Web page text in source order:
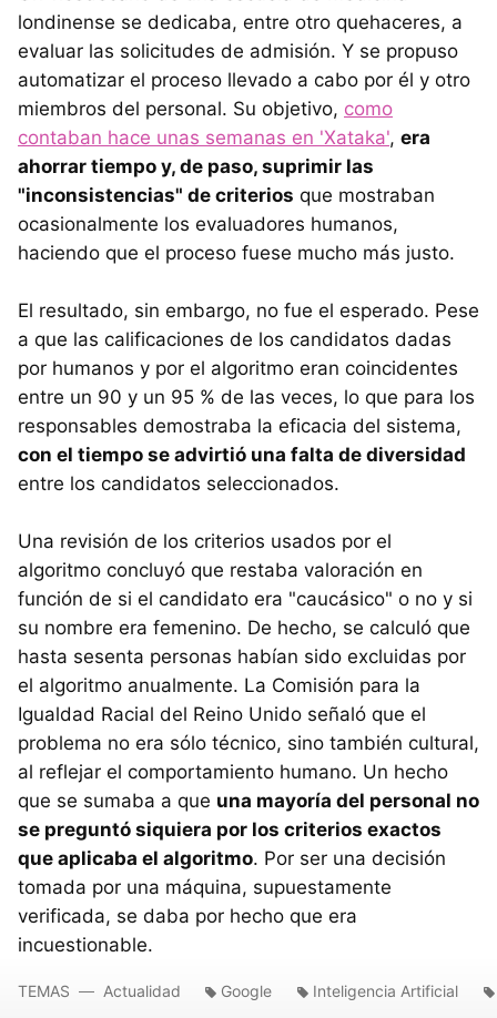
londinense se dedicaba, entre otro quehaceres, a
evaluar las solicitudes de admisión. Y se propuso
automatizar el proceso llevado a cabo por él y otro
miembros del personal. Su objetivo, como
contaban hace unas semanas en 'Xataka', era
ahorrar tiempo y, de paso, suprimir las
"inconsistencias" de criterios que mostraban
ocasionalmente los evaluadores humanos,
haciendo que el proceso fuese mucho más justo.
El resultado, sin embargo, no fue el esperado. Pese
a que las calificaciones de los candidatos dadas
por humanos y por el algoritmo eran coincidentes
entre un 90 y un 95 % de las veces, lo que para los
responsables demostraba la eficacia del sistema,
con el tiempo se advirtió una falta de diversidad
entre los candidatos seleccionados.
Una revisión de los criterios usados por el
algoritmo concluyó que restaba valoración en
función de si el candidato era "caucásico" o no y si
su nombre era femenino. De hecho, se calculó que
hasta sesenta personas habían sido excluidas por
el algoritmo anualmente. La Comisión para la
Igualdad Racial del Reino Unido señaló que el
problema no era sólo técnico, sino también cultural,
al reflejar el comportamiento humano. Un hecho
que se sumaba a que una mayoría del personal no
se preguntó siquiera por los criterios exactos
que aplicaba el algoritmo. Por ser una decisión
tomada por una máquina, supuestamente
verificada, se daba por hecho que era
incuestionable.
TEMAS Actualidad Google Inteligencia Artificial